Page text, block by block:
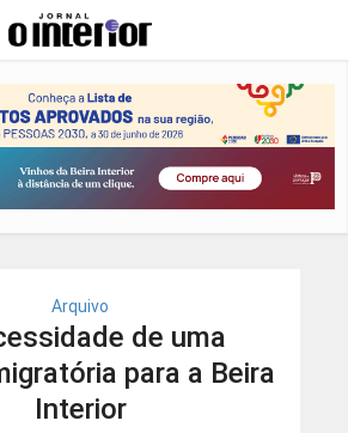
Arquivo
de uma
para a Beira
Interior